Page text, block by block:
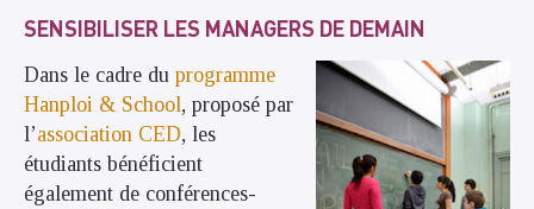
SENSIBILISER LES MANAGERS DE DEMAIN
Dans le cadre du programme
Hanploi & School, proposé par
l’association CED, les
étudiants bénéficient
également de conférences-